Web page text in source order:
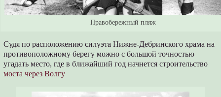
Правобережный пляж
Судя по расположению силуэта Нижне-Дебринского храма на
противоположному берегу можно с большой точностью
угадать место, где в ближайший год начнется строительство
моста через Волгу